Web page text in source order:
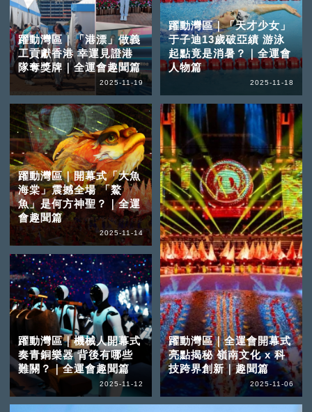
躍動灣區｜「港漂」做義
工貢獻香港 幸運見證港
隊奪獎牌｜全運會趣聞篇
2025-11-19
躍動灣區｜「天才少女」
于子迪13歲破亞績 游泳
起點竟是消暑？｜全運會
人物篇
2025-11-18
躍動灣區｜開幕式「大魚
海棠」震撼全場 「鰲
魚」是何方神聖？｜全運
會趣聞篇
2025-11-14
躍動灣區｜機械人開幕式
奏青銅樂器 背後有哪些
難關？｜全運會趣聞篇
2025-11-12
躍動灣區｜全運會開幕式
亮點揭秘 嶺南文化 x 科
技跨界創新｜趣聞篇
2025-11-06